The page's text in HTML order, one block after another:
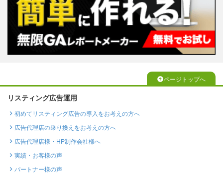
ページトップへ
リスティング広告運用
初めてリスティング広告の導入をお考えの方へ
広告代理店の乗り換えをお考えの方へ
広告代理店様・HP制作会社様へ
実績・お客様の声
パートナー様の声